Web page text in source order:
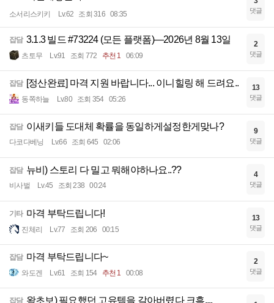
소서리스키키 Lv.62 조회 316 08:35 댓글
잡담 3.1.3 빌드 #73224 (모든 플랫폼)—2026년 8월 13일
츠토무 Lv.91 조회 772 추천 1 06:09
2
댓글
잡담 [정산완료] 마격 지원 바랍니다... 이니힐링 해 드려요..
동쪽하늘 Lv.80 조회 354 05:26
13
댓글
잡담 이새키들 도대체 확률을 동일하게설정한게맞나?
다코다베닝 Lv.66 조회 645 02:06
9
댓글
잡담 뉴비) 스토리 다 밀고 뭐해야하나요..??
비사벌 Lv.45 조회 238 00:24
4
댓글
기타 마격 부탁드립니다!
진체리 Lv.77 조회 206 00:15
13
댓글
잡담 마격 부탁드립니다~
와도겐 Lv.61 조회 154 추천 1 00:08
2
댓글
잡담 왕초보) 필요했던 고유템을 갈아버렸다 크흑.,..